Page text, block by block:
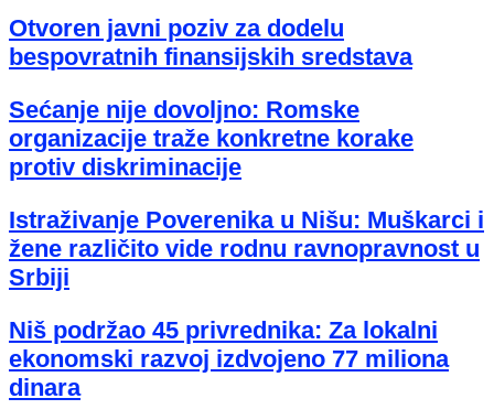
Otvoren javni poziv za dodelu
bespovratnih finansijskih sredstava
Sećanje nije dovoljno: Romske
organizacije traže konkretne korake
protiv diskriminacije
Istraživanje Poverenika u Nišu: Muškarci i
žene različito vide rodnu ravnopravnost u
Srbiji
Niš podržao 45 privrednika: Za lokalni
ekonomski razvoj izdvojeno 77 miliona
dinara